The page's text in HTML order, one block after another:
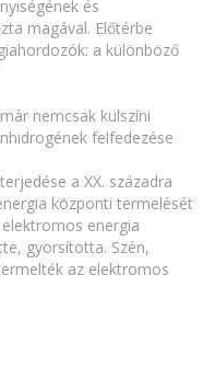
és
magával. Előtérbe
a különböző
nemcsak külszíni
felfedezése
a XX. századra
központi termelését
energia
gyorsította. Szén,
az elektromos